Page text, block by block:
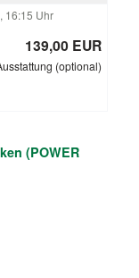
16:15 Uhr
139,00 EUR
(optional)
(POWER